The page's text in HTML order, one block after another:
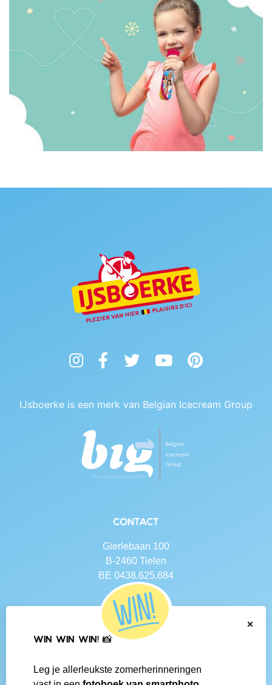
InstagramFacebookTwitter YouTubePinterest
IJsboerke is een merk van Belgian Icecream Group
Contact
Gierlebaan 100
B-2460 Tielen
BE 0438.625.684
Navigatie
Contact
Social media
×
WIN WIN WIN! 📸
Leg je allerleukste zomerherinneringen